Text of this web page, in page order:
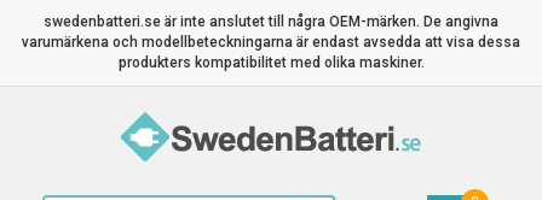
swedenbatteri.se är inte anslutet till några OEM-märken. De angivna
varumärkena och modellbeteckningarna är endast avsedda att visa dessa
produkters kompatibilitet med olika maskiner.